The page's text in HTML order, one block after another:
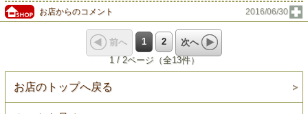
お店からのコメント 2016/06/30
前へ 1 2
次へ
1 / 2ページ（全13件）
お店のトップへ戻る